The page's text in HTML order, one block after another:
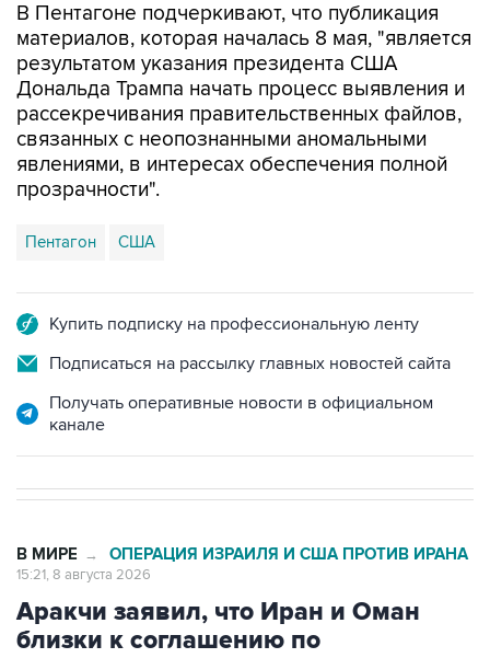
В Пентагоне подчеркивают, что публикация
материалов, которая началась 8 мая, "является
результатом указания президента США
Дональда Трампа начать процесс выявления и
рассекречивания правительственных файлов,
связанных с неопознанными аномальными
явлениями, в интересах обеспечения полной
прозрачности".
Пентагон США
Купить подписку на профессиональную ленту
Подписаться на рассылку главных новостей сайта
Получать оперативные новости в официальном
канале
В МИРЕ → ОПЕРАЦИЯ ИЗРАИЛЯ И США ПРОТИВ ИРАНА
15:21, 8 августа 2026
Аракчи заявил, что Иран и Оман
близки к соглашению по